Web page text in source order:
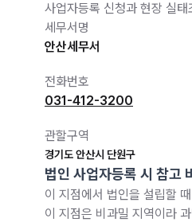
사업자등록 신청과 현장 실
세무서명
안산세무서
전화번호
031-412-3200
관할구역
경기도 안산시 단원구
법인 사업자등록 시 참고
이 지점에서 법인을 설립할
이 지점은 비과밀 지역이라